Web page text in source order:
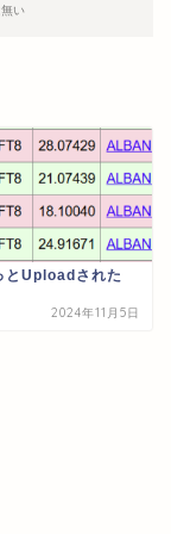
い
とUploadされた
2024年11月5日